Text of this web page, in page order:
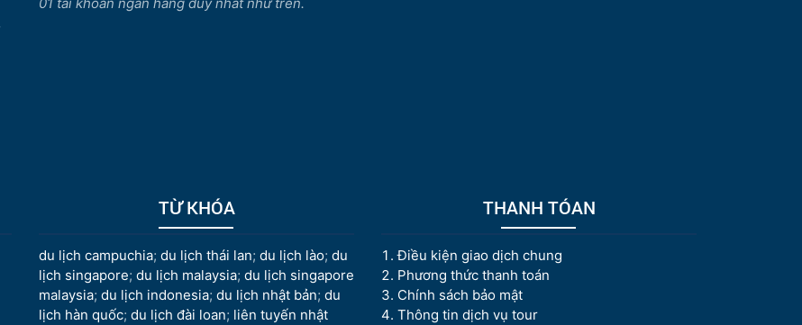
TỪ KHÓA
du lịch campuchia; du lịch thái lan; du lịch lào; du
lịch singapore; du lịch malaysia; du lịch singapore
malaysia; du lịch indonesia; du lịch nhật bản; du
lịch hàn quốc; du lịch đài loan; liên tuyến nhật
THANH TÓAN
Điều kiện giao dịch chung
Phương thức thanh toán
Chính sách bảo mật
Thông tin dịch vụ tour